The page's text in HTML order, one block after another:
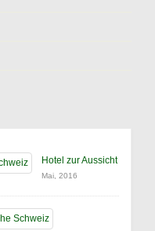
Hotel zur Aussicht
Mai, 2016